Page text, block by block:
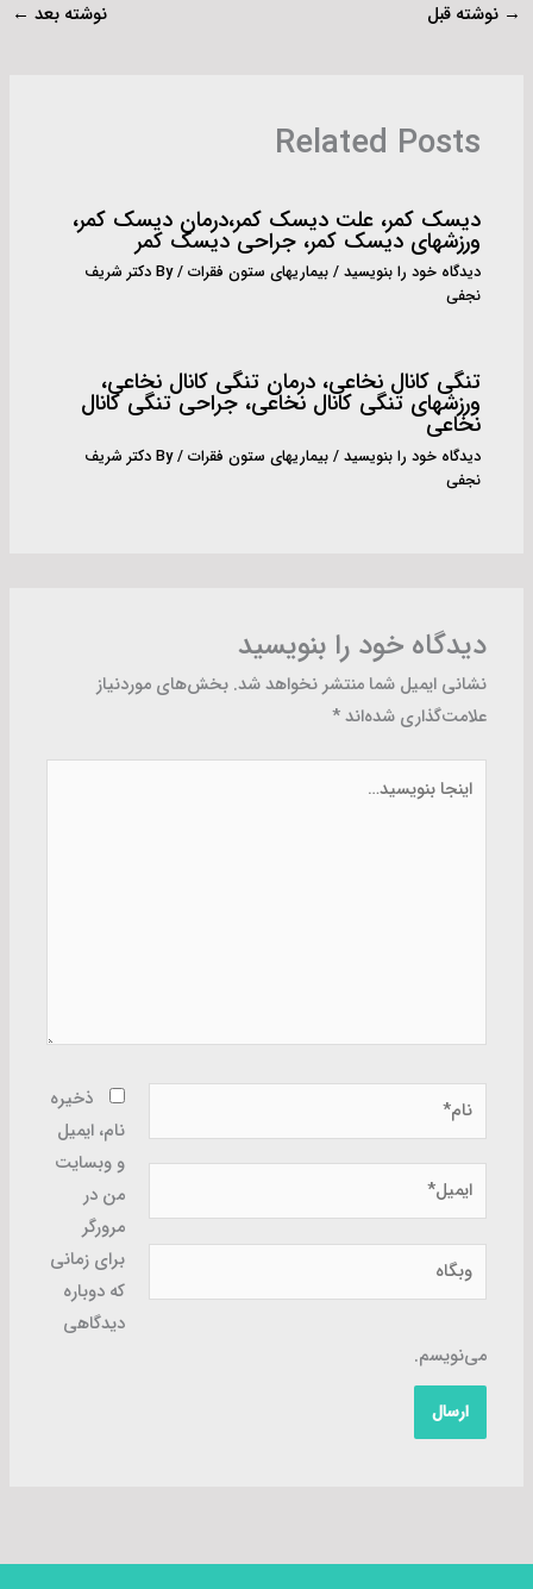
→ نوشته قبل نوشته بعد ←
Related Posts
دیسک کمر، علت دیسک کمر،درمان دیسک کمر،
ورزشهای دیسک کمر، جراحی دیسک کمر
دیدگاه‌ خود را بنویسید /بیماریهای ستون فقرات / By
دکتر شریف
نجفی
تنگی کانال نخاعى، درمان تنگی کانال نخاعی،
ورزشهای تنگی کانال نخاعی، جراحی تنگی کانال
نخاعی
دیدگاه‌ خود را بنویسید /بیماریهای ستون فقرات / By
دکتر شریف
نجفی
دیدگاه‌ خود را بنویسید
نشانی ایمیل شما منتشر نخواهد شد. بخش‌های موردنیاز
علامت‌گذاری شده‌اند*
بنویسید…
نام*
ایمیل*
وبگاه
ذخیره
نام، ایمیل
و وبسایت
من در
مرورگر
برای زمانی
که دوباره
دیدگاهی
می‌نویسم.